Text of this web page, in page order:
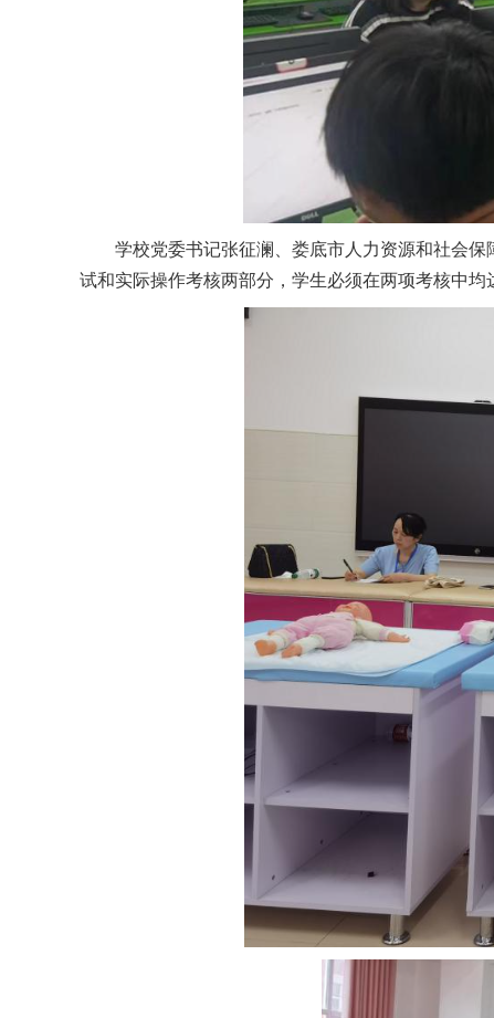
学校党委书记张征澜、娄底市人力资源和社会
试和实际操作考核两部分，学生必须在两项考核中